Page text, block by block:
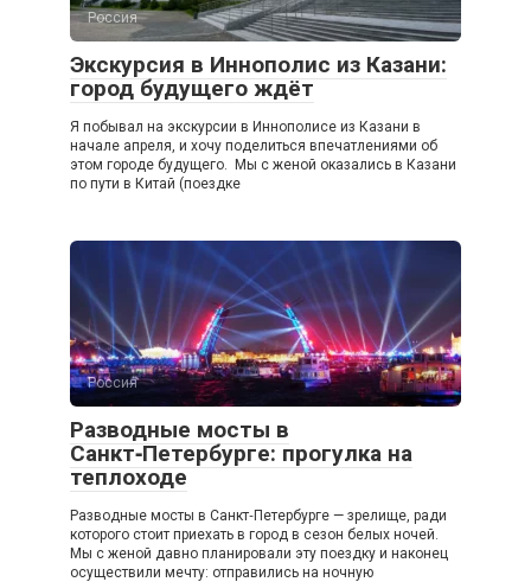
Россия
Экскурсия в Иннополис из Казани:
город будущего ждёт
Я побывал на экскурсии в Иннополисе из Казани в
начале апреля, и хочу поделиться впечатлениями об
этом городе будущего. Мы с женой оказались в Казани
по пути в Китай (поездке
Россия
Разводные мосты в
Санкт‑Петербурге: прогулка на
теплоходе
Разводные мосты в Санкт‑Петербурге — зрелище, ради
которого стоит приехать в город в сезон белых ночей.
Мы с женой давно планировали эту поездку и наконец
осуществили мечту: отправились на ночную